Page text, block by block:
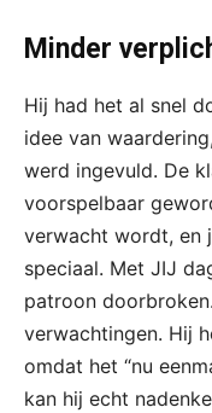
Minder
Hij had het al snel
idee van
werd ingevuld. De
voorspelbaar
verwacht wordt, en
speciaal. Met JIJ
patroon
verwachtingen. Hij
omdat het “nu
kan hij echt